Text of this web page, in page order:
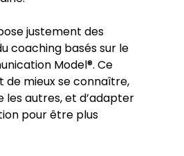
justement des
coaching basés sur le
Model®. Ce
mieux se connaître,
autres, et d’adapter
pour être plus